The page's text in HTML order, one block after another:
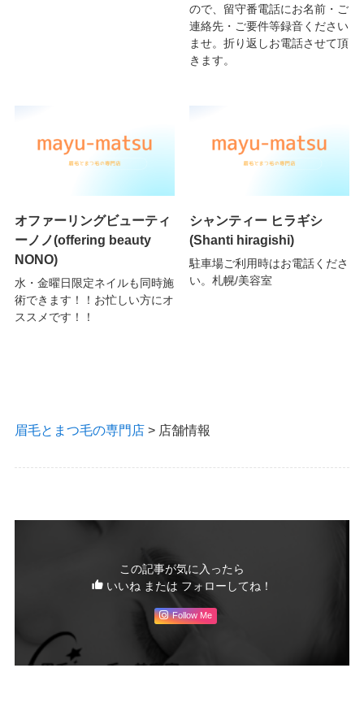
ので、留守番電話にお名前・ご
連絡先・ご要件等録音ください
ませ。折り返しお電話させて頂
きます。
オファーリングビューティ
ーノノ(offering beauty
NONO)
水・金曜日限定ネイルも同時施
術できます！！お忙しい方にオ
ススメです！！
シャンティー ヒラギシ
(Shanti hiragishi)
駐車場ご利用時はお電話くださ
い。札幌/美容室
眉毛とまつ毛の専門店> 店舗情報
この記事が気に入ったら
いいね または フォローしてね！
Follow Me